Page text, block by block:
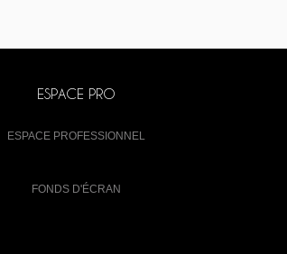
ESPACE PRO
ESPACE PROFESSIONNEL
FONDS D'ÉCRAN